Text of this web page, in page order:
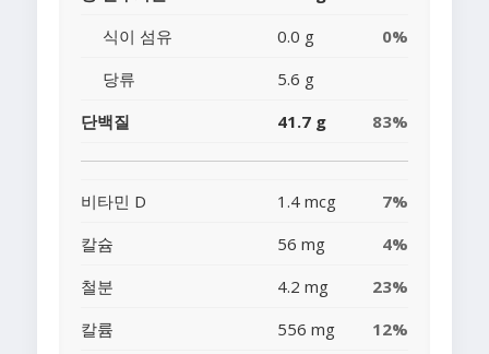
식이 섬유
0.0 g
0%
당류
5.6 g
단백질
41.7 g 83%
비타민 D 1.4 mcg
7%
칼슘
56 mg
4%
철분
4.2 mg
23%
칼륨
556 mg 12%